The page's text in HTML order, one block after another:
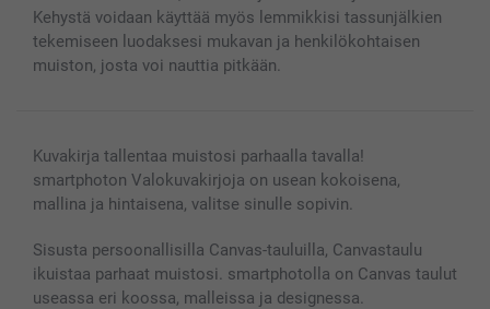
Kehystä voidaan käyttää myös lemmikkisi tassunjälkien
tekemiseen luodaksesi mukavan ja henkilökohtaisen
muiston, josta voi nauttia pitkään.
Kuvakirja tallentaa muistosi parhaalla tavalla!
smartphoton Valokuvakirjoja on usean kokoisena,
mallina ja hintaisena, valitse sinulle sopivin.
Sisusta persoonallisilla Canvas-tauluilla, Canvastaulu
ikuistaa parhaat muistosi. smartphotolla on Canvas taulut
useassa eri koossa, malleissa ja designessa.